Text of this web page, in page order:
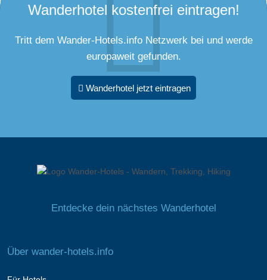
Wanderhotel kostenfrei eintragen!
Tritt dem Wander-Hotels.info Netzwerk bei und werde
europaweit gefunden.
Wanderhotel jetzt eintragen
Entdecke dein nächstes Wanderhotel
Über wander-hotels.info